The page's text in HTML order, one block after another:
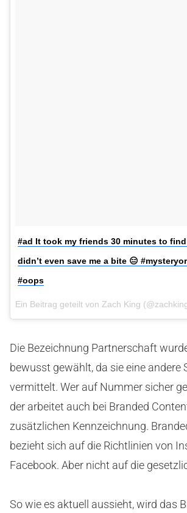
#ad It took my friends 30 minutes to
didn’t even save me a bite 😑
#oops
Ein Beitrag geteilt von Zach King
Die Bezeichnung Partnerschaft
bewusst gewählt, da sie eine andere
vermittelt. Wer auf Nummer sicher
der arbeitet auch bei Branded
zusätzlichen Kennzeichnung.
bezieht sich auf die Richtlinien von
Facebook. Aber nicht auf die
So wie es aktuell aussieht, wird das